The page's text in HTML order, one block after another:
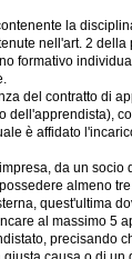
la
nell'art. 2
formativo
del contratto di
è affidato
da un
almeno
quest'ultima
al massimo
precisando